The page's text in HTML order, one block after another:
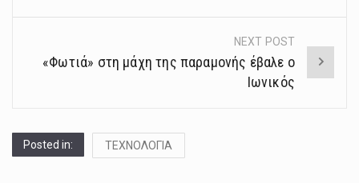
NEXT POST
«Φωτιά» στη μάχη της παραμονής έβαλε ο
Ιωνικός
Posted in: ΤΕΧΝΟΛΟΓΙΑ